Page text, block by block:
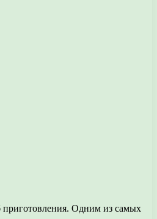
приготовления. Одним из самых